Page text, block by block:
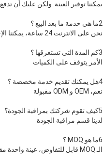
يمكننا توفير العينة. ولكن عليك أن
2ما هي خدمة ما بعد البيع ؟
نحن على الانترنت 24 ساعة، يمكننا الإجابة على سؤالك في الوقت المناسب.
3كم المدة التي تستغرقها ؟
الأمر يتوقف على الكميات
4هل يمكنك تقديم خدمة مخصصة ؟
نعم، OEM و ODM مقبولة
5كيف تقوم شركتك بمراقبة الجودة؟
لدينا قسم مراقبة الجودة
6ما هو MOQ ؟
الـ MOQ قابل للتفاوض، عينة واحدة مقبولة